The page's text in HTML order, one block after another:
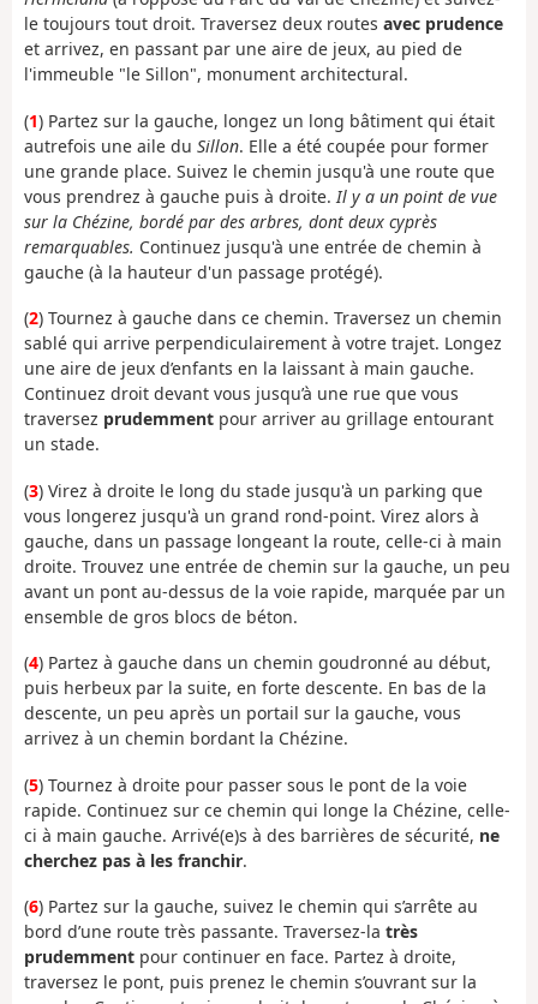
le toujours tout droit. Traversez deux routes avec prudence
et arrivez, en passant par une aire de jeux, au pied de
l'immeuble "le Sillon", monument architectural.
(1) Partez sur la gauche, longez un long bâtiment qui était
autrefois une aile du Sillon. Elle a été coupée pour former
une grande place. Suivez le chemin jusqu'à une route que
vous prendrez à gauche puis à droite. Il y a un point de vue
sur la Chézine, bordé par des arbres, dont deux cyprès
remarquables. Continuez jusqu'à une entrée de chemin à
gauche (à la hauteur d'un passage protégé).
(2) Tournez à gauche dans ce chemin. Traversez un chemin
sablé qui arrive perpendiculairement à votre trajet. Longez
une aire de jeux d’enfants en la laissant à main gauche.
Continuez droit devant vous jusqu’à une rue que vous
traversez prudemment pour arriver au grillage entourant
un stade.
(3) Virez à droite le long du stade jusqu'à un parking que
vous longerez jusqu'à un grand rond-point. Virez alors à
gauche, dans un passage longeant la route, celle-ci à main
droite. Trouvez une entrée de chemin sur la gauche, un peu
avant un pont au-dessus de la voie rapide, marquée par un
ensemble de gros blocs de béton.
(4) Partez à gauche dans un chemin goudronné au début,
puis herbeux par la suite, en forte descente. En bas de la
descente, un peu après un portail sur la gauche, vous
arrivez à un chemin bordant la Chézine.
(5) Tournez à droite pour passer sous le pont de la voie
rapide. Continuez sur ce chemin qui longe la Chézine, celle-
ci à main gauche. Arrivé(e)s à des barrières de sécurité, ne
cherchez pas à les franchir.
(6) Partez sur la gauche, suivez le chemin qui s’arrête au
bord d’une route très passante. Traversez-la très
prudemment pour continuer en face. Partez à droite,
traversez le pont, puis prenez le chemin s’ouvrant sur la